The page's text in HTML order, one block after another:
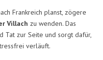
Frankreich planst, zögere
Villach zu wenden. Das
Tat zur Seite und sorgt dafür,
verläuft.